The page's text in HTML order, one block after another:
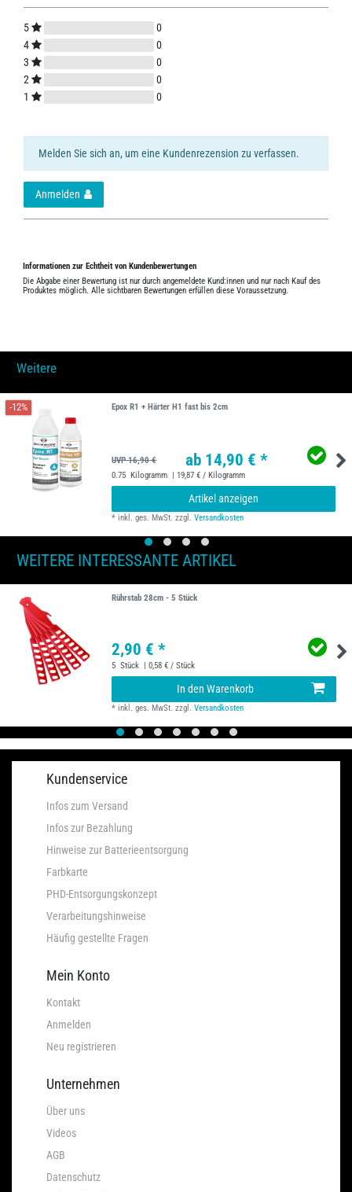
5
0
4
0
3
0
2
0
1
0
Melden Sie sich an, um eine Kundenrezension zu verfassen.
Anmelden
Informationen zur Echtheit von Kundenbewertungen
Die Abgabe einer Bewertung ist nur durch angemeldete Kund:innen und nur nach Kauf des
Produktes möglich. Alle sichtbaren Bewertungen erfüllen diese Voraussetzung.
Weitere
-12% Epox R1 + Härter H1 fast bis 2cm
UVP 16,90 € ab 14,90 € *
0.75 Kilogramm | 19,87 € / Kilogramm
Artikel anzeigen
*inkl. ges. MwSt. zzgl.Versandkosten
WEITERE INTERESSANTE ARTIKEL
Rührstab 28cm - 5 Stück
2,90 € *
5 Stück | 0,58 € / Stück
In den Warenkorb
*inkl. ges. MwSt. zzgl.Versandkosten
Kundenservice
Infos zum Versand
Infos zur Bezahlung
Hinweise zur Batterieentsorgung
Farbkarte
PHD-Entsorgungskonzept
Verarbeitungshinweise
Häufig gestellte Fragen
Mein Konto
Kontakt
Anmelden
Neu registrieren
Unternehmen
Über uns
Videos
AGB
Datenschutz